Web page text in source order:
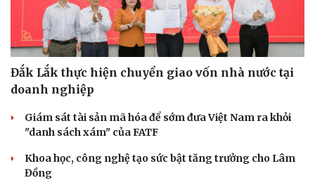
Văn hóa
Sân khấu - Điện ảnh
Âm nhạc
Di sản
Giải trí
Sao Việt
Đắk Lắk thực hiện chuyển giao vốn nhà nước tại
doanh nghiệp
Giám sát tài sản mã hóa để sớm đưa Việt Nam ra khỏi
"danh sách xám" của FATF
Khoa học, công nghệ tạo sức bật tăng trưởng cho Lâm
Đồng